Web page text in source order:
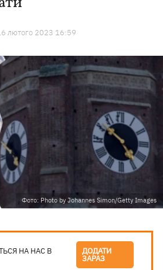
лютого 2023 16:59
Фото: Photo by Johannes Simon/Getty Images​
НА НАС В ДОДАТИ
ЗАРАЗ